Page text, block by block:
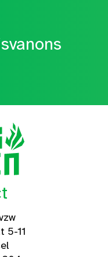
5-11